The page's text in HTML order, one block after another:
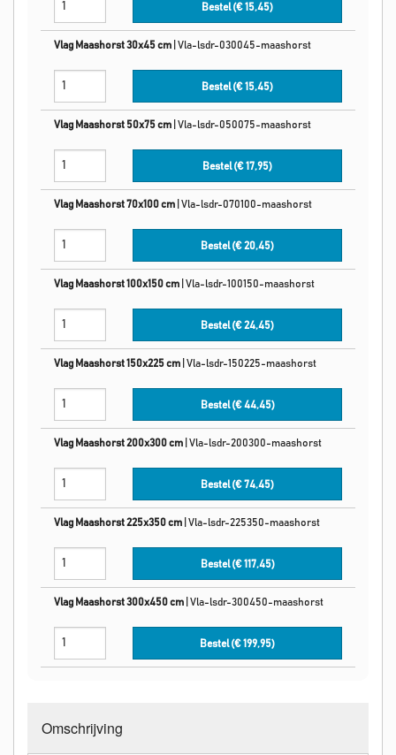
Bestel (€15,45)
Vlag Maashorst 30x45 cm Vla-lsdr-030045-maashorst
Bestel (€15,45)
Vlag Maashorst 50x75 cm Vla-lsdr-050075-maashorst
Bestel (€17,95)
Vlag Maashorst 70x100 cm Vla-lsdr-070100-maashorst
Bestel (€20,45)
Vlag Maashorst 100x150 cm Vla-lsdr-100150-maashorst
Bestel (€24,45)
Vlag Maashorst 150x225 cm Vla-lsdr-150225-maashorst
Bestel (€44,45)
Vlag Maashorst 200x300 cm Vla-lsdr-200300-maashorst
Bestel (€74,45)
Vlag Maashorst 225x350 cm Vla-lsdr-225350-maashorst
Bestel (€117,45)
Vlag Maashorst 300x450 cm Vla-lsdr-300450-maashorst
Bestel (€199,95)
Omschrijving